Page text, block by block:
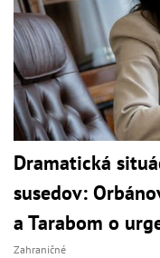
Dramatická
susedov:
a Tarabom o
Zahraničné